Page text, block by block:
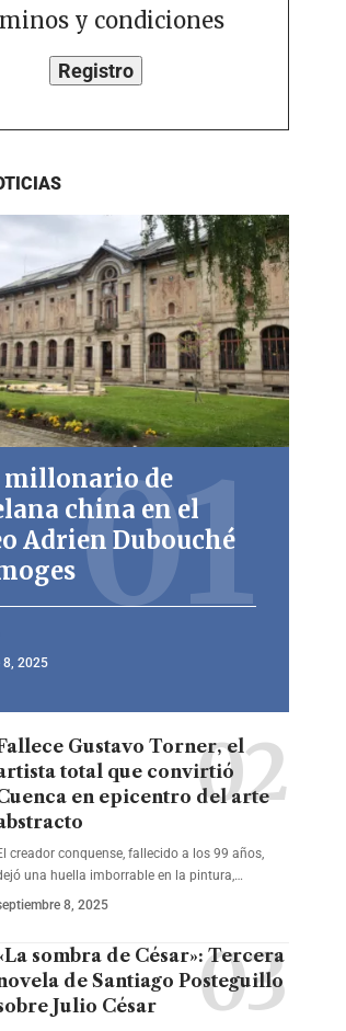
y condiciones
millonario de
china en el
Adrien Dubouché
8, 2025
Gustavo Torner, el
total que convirtió
en epicentro del arte
creador conquense, fallecido a los 99 años,
una huella imborrable en la pintura,…
8, 2025
sombra de César»: Tercera
de Santiago Posteguillo
Julio César